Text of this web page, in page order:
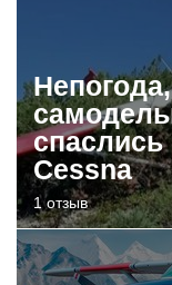
Cessna
1 отзыв